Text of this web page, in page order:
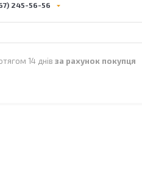
245-56-56
14 днів за рахунок покупця